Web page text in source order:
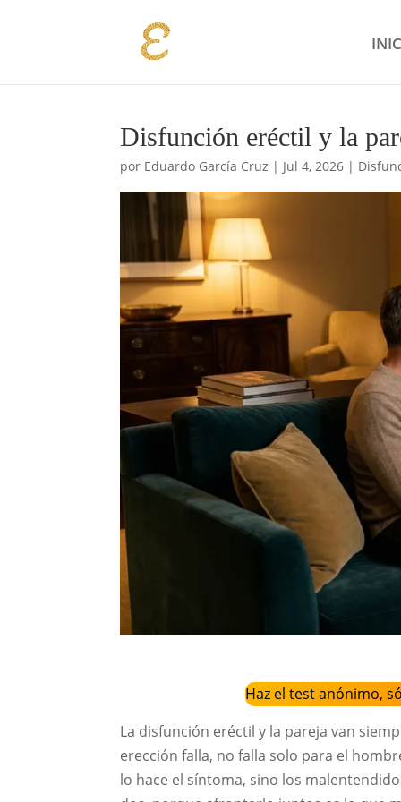
Disfunción eréctil y la
por Eduardo García Cruz | Jul 4, 2026 |
Haz el test anónimo,
La disfunción eréctil y la pareja van
erección falla, no falla solo para el
lo hace el síntoma, sino los